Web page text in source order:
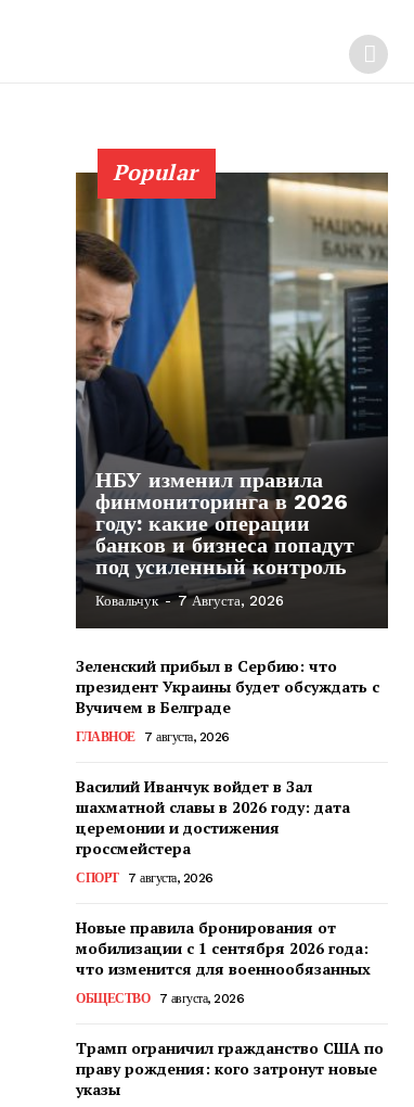
Popular
НБУ изменил правила
финмониторинга в 2026
году: какие операции
банков и бизнеса попадут
под усиленный контроль
Ковальчук - 7 Августа, 2026
Зеленский прибыл в Сербию: что
президент Украины будет обсуждать с
Вучичем в Белграде
ГЛАВНОЕ 7 августа, 2026
Василий Иванчук войдет в Зал
шахматной славы в 2026 году: дата
церемонии и достижения
гроссмейстера
СПОРТ 7 августа, 2026
Новые правила бронирования от
мобилизации с 1 сентября 2026 года:
что изменится для военнообязанных
ОБЩЕСТВО 7 августа, 2026
Трамп ограничил гражданство США по
праву рождения: кого затронут новые
указы